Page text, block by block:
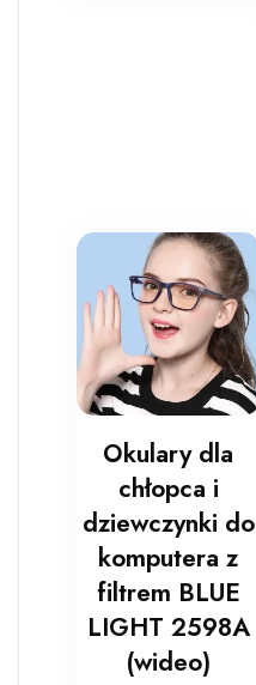
Okulary dla
chłopca i
dziewczynki do
komputera z
filtrem BLUE
LIGHT 2598A
(wideo)